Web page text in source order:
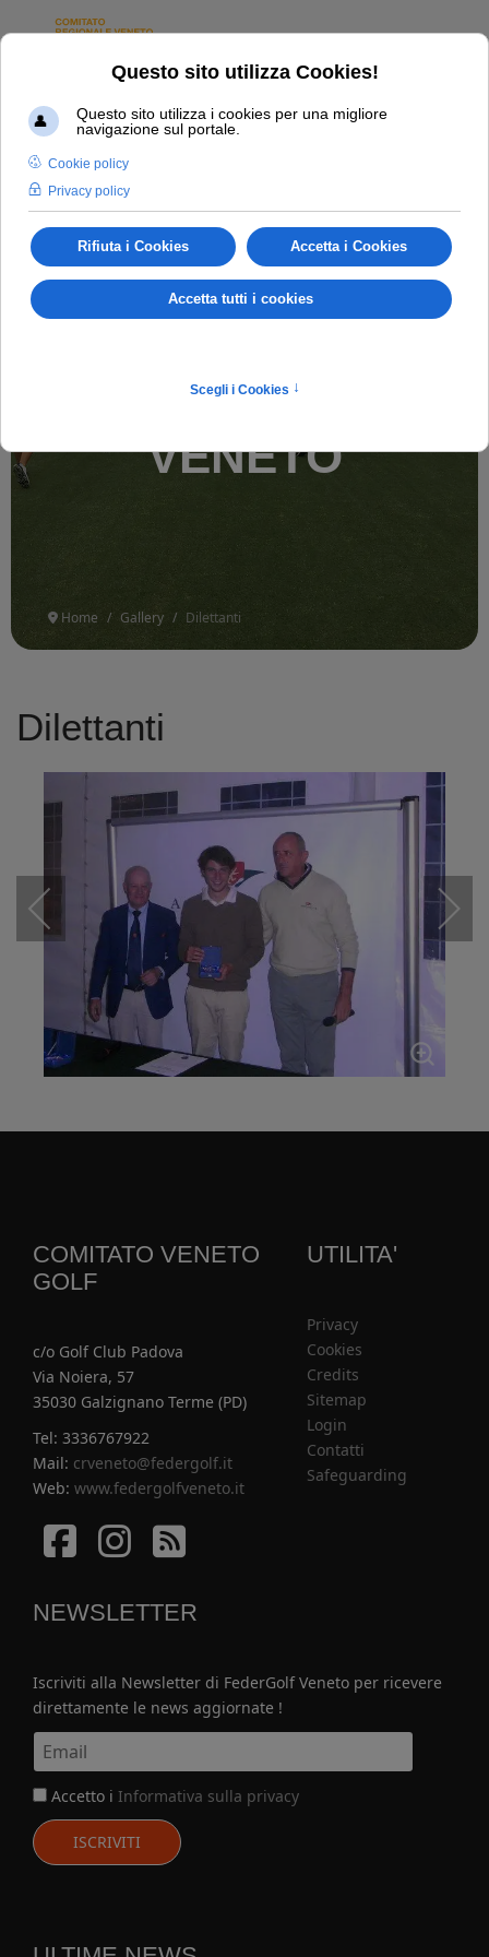
FEDERGOLF
VENETO
Home Gallery Dilettanti
Dilettanti
COMITATO VENETO
GOLF
c/o Golf Club Padova
Via Noiera, 57
35030 Galzignano Terme (PD)
Tel: 3336767922
Mail: crveneto@federgolf.it
Web: www.federgolfveneto.it
Facebook
Istagram
Istagram
UTILITA'
Privacy
Cookies
Credits
Sitemap
Login
Contatti
Safeguarding
NEWSLETTER
Iscriviti alla Newsletter di FederGolf Veneto per ricevere
direttamente le news aggiornate !
Accetto i Informativa sulla privacy
ISCRIVITI